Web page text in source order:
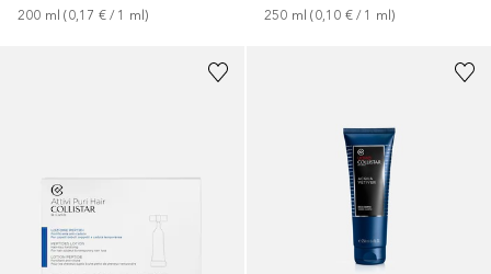
200 ml (0,17 € / 1 ml) 250 ml (0,10 € / 1 ml)